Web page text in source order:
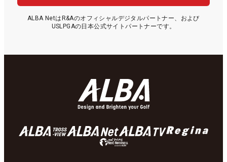
ALBA NetはR&Aのオフィシャルデジタルパートナー、および
USLPGAの日本公式サイトパートナーです。